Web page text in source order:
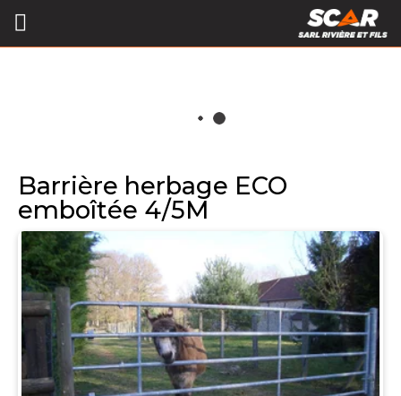
Barrière herbage ECO
emboîtée 4/5M